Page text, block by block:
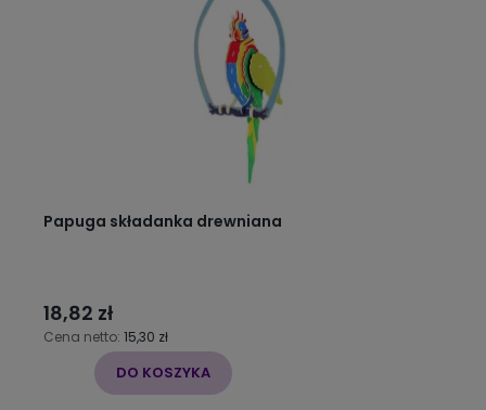
Papuga składanka drewniana
18,82 zł
Cena netto: 15,30 zł
DO KOSZYKA